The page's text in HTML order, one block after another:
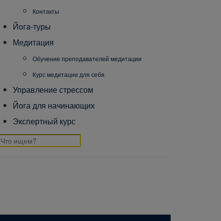
Контакты
Йога-туры
Медитация
Обучение преподавателей медитации
Курс медитации для себя
Управление стрессом
Йога для начинающих
Экспертный курс